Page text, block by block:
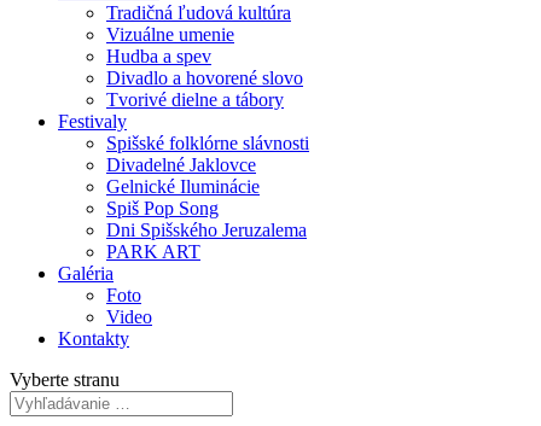
Tradičná ľudová kultúra
Vizuálne umenie
Hudba a spev
Divadlo a hovorené slovo
Tvorivé dielne a tábory
Festivaly
Spišské folklórne slávnosti
Divadelné Jaklovce
Gelnické Iluminácie
Spiš Pop Song
Dni Spišského Jeruzalema
PARK ART
Galéria
Foto
Video
Kontakty
Vyberte stranu